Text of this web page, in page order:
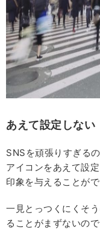
あえて設定しない
SNSを頑張りすぎる
アイコンをあえて設
印象を与えることがで
一見とっつくにくそ
ることがまずないの